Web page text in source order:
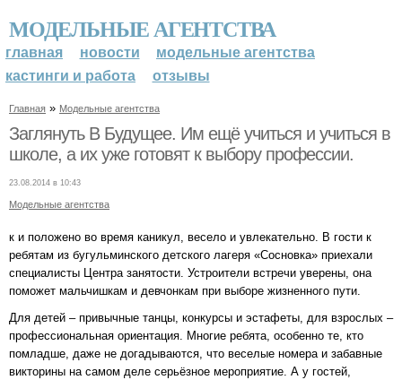
МОДЕЛЬНЫЕ АГЕНТСТВА
главная новости
модельные агентства
кастинги и работа
отзывы
Главная » Модельные агентства
Заглянуть В Будущее. Им ещё учиться и учиться в
школе, а их уже готовят к выбору профессии.
23.08.2014 в 10:43
Модельные агентства
к и положено во время каникул, весело и увлекательно. В гости к
ребятам из бугульминского детского лагеря «Сосновка» приехали
специалисты Центра занятости. Устроители встречи уверены, она
поможет мальчишкам и девчонкам при выборе жизненного пути.
Для детей – привычные танцы, конкурсы и эстафеты, для взрослых –
профессиональная ориентация. Многие ребята, особенно те, кто
помладше, даже не догадываются, что веселые номера и забавные
викторины на самом деле серьёзное мероприятие. А у гостей,